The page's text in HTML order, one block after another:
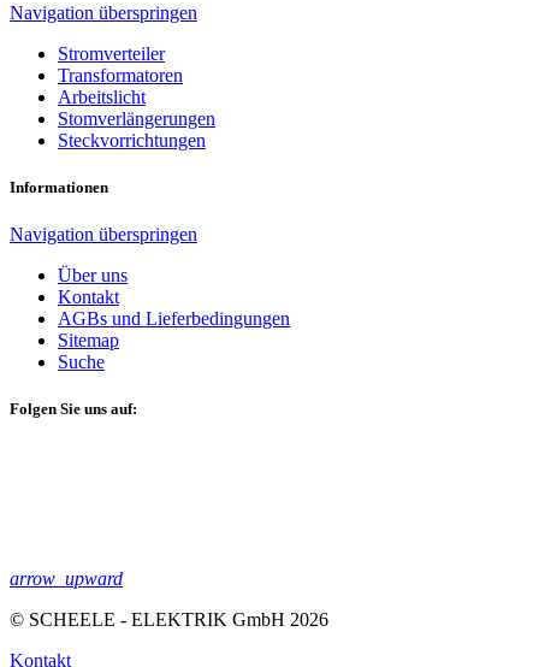
Navigation überspringen
Stromverteiler
Transformatoren
Arbeitslicht
Stomverlängerungen
Steckvorrichtungen
Informationen
Navigation überspringen
Über uns
Kontakt
AGBs und Lieferbedingungen
Sitemap
Suche
Folgen Sie uns auf:
arrow_upward
© SCHEELE - ELEKTRIK GmbH 2026
Kontakt